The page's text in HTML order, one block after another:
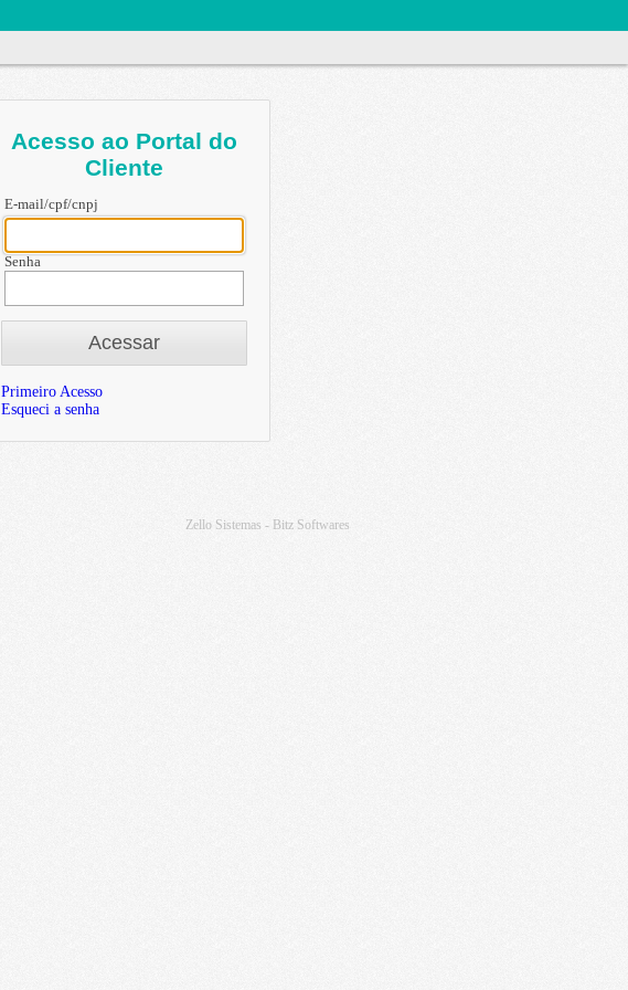
Acesso ao Portal do
Cliente
E-mail/cpf/cnpj
Senha
Acessar
Primeiro Acesso
Esqueci a senha
Zello Sistemas - Bitz Softwares